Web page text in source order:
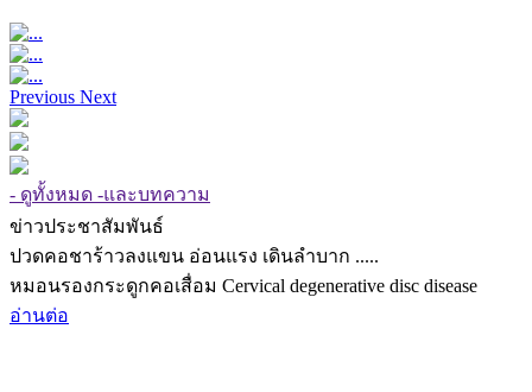
Previous Next
- ดูทั้งหมด -และบทความ
ข่าวประชาสัมพันธ์
ปวดคอชาร้าวลงแขน อ่อนแรง เดินลำบาก .....
หมอนรองกระดูกคอเสื่อม Cervical degenerative disc disease
อ่านต่อ